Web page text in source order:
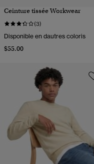
Ceinture tissée Workwear
(3)
Disponible en dautres coloris
$55.00